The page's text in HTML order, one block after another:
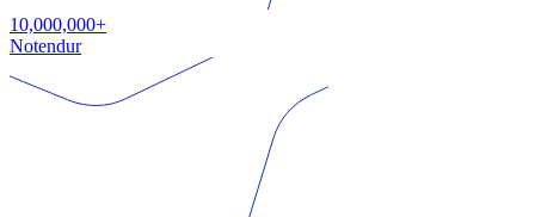
10,000,000+
Notendur